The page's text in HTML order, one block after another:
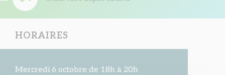
HORAIRES
Mercredi 6 octobre de 18h à 20h